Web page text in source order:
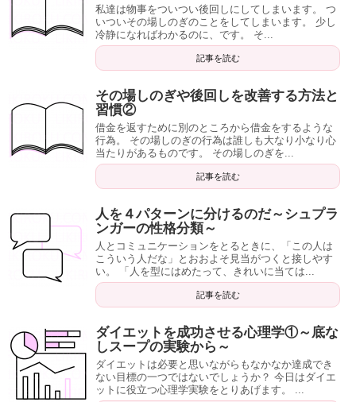
私達は物事をついつい後回しにしてしまいます。 つ
いついその場しのぎのことをしてしまいます。 少し
冷静になればわかるのに、です。 そ...
記事を読む
その場しのぎや後回しを改善する方法と
習慣②
借金を返すために別のところから借金をするような
行為。 その場しのぎの行為は誰しも大なり小なり心
当たりがあるものです。 その場しのぎを...
記事を読む
人を４パターンに分けるのだ～シュプラ
ンガーの性格分類～
人とコミュニケーションをとるときに、「この人は
こういう人だな」とおおよそ見当がつくと接しやす
い。 「人を型にはめたって、きれいに当ては...
記事を読む
ダイエットを成功させる心理学①～底な
しスープの実験から～
ダイエットは必要と思いながらもなかなか達成でき
ない目標の一つではないでしょうか？ 今日はダイエ
ットに役立つ心理学実験をとりあげます。 ...